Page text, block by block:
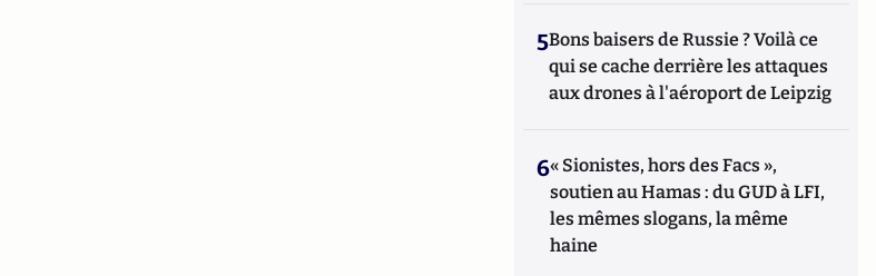
5Bons baisers de Russie ? Voilà ce
qui se cache derrière les attaques
aux drones à l'aéroport de Leipzig
6« Sionistes, hors des Facs »,
soutien au Hamas : du GUD à LFI,
les mêmes slogans, la même
haine